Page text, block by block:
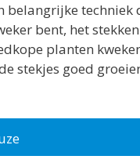
belangrijke
bent, het
planten
stekjes goed